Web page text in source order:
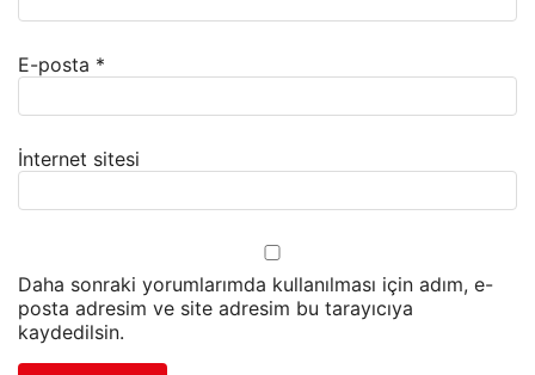
E-posta *
İnternet sitesi
Daha sonraki yorumlarımda kullanılması için adım, e-
posta adresim ve site adresim bu tarayıcıya
kaydedilsin.